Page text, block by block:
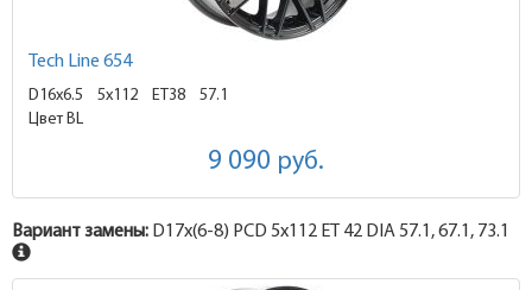
Tech Line 654
D16x6.5 5x112 ET38
57.1
Цвет BL
9 090 руб.
Вариант замены: D17x(6-8) PCD 5x112 ET 42 DIA 57.1, 67.1, 73.1